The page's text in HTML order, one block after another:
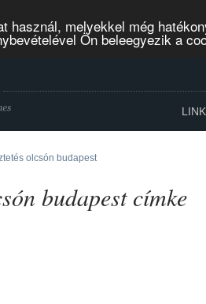
használ, melyekkel még
Ön beleegyezik a
olcsón budapest
budapest címke